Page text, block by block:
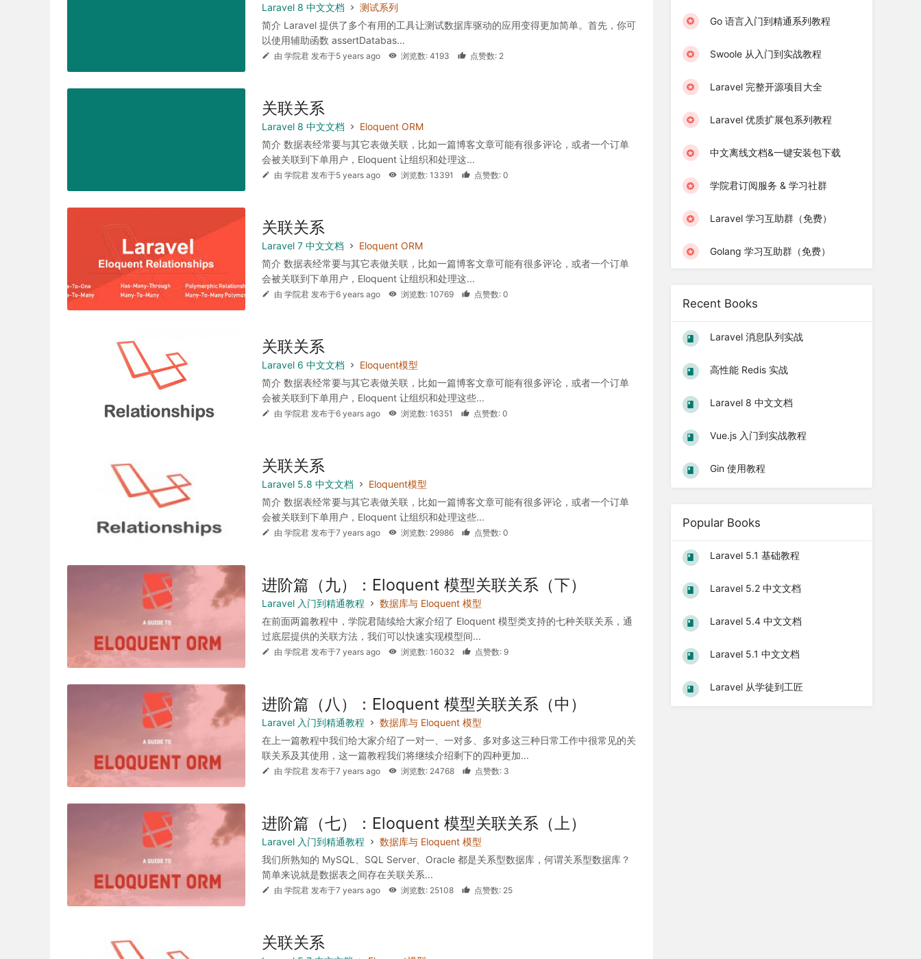
Laravel 8 中文文档
测试系列
简介 Laravel 提供了多个有用的工具让测试数据库驱动的应用变得更加简单。首先，你可
以使用辅助函数 assertDatabas...
由 学院君 发布于5 years ago 浏览数: 4193 点赞数: 2
关联关系
Laravel 8 中文文档
Eloquent ORM
简介 数据表经常要与其它表做关联，比如一篇博客文章可能有很多评论，或者一个订单
会被关联到下单用户，Eloquent 让组织和处理这...
由 学院君 发布于5 years ago 浏览数: 13391 点赞数: 0
关联关系
Laravel 7 中文文档
Eloquent ORM
简介 数据表经常要与其它表做关联，比如一篇博客文章可能有很多评论，或者一个订单
会被关联到下单用户，Eloquent 让组织和处理这...
由 学院君 发布于6 years ago 浏览数: 10769 点赞数: 0
关联关系
Laravel 6 中文文档
Eloquent模型
简介 数据表经常要与其它表做关联，比如一篇博客文章可能有很多评论，或者一个订单
会被关联到下单用户，Eloquent 让组织和处理这些...
由 学院君 发布于6 years ago 浏览数: 16351 点赞数: 0
关联关系
Laravel 5.8 中文文档
Eloquent模型
简介 数据表经常要与其它表做关联，比如一篇博客文章可能有很多评论，或者一个订单
会被关联到下单用户，Eloquent 让组织和处理这些...
由 学院君 发布于7 years ago 浏览数: 29986 点赞数: 0
进阶篇（九）：Eloquent 模型关联关系（下）
Laravel 入门到精通教程
数据库与 Eloquent 模型
在前面两篇教程中，学院君陆续给大家介绍了 Eloquent 模型类支持的七种关联关系，通
过底层提供的关联方法，我们可以快速实现模型间...
由 学院君 发布于7 years ago 浏览数: 16032 点赞数: 9
进阶篇（八）：Eloquent 模型关联关系（中）
Laravel 入门到精通教程
数据库与 Eloquent 模型
在上一篇教程中我们给大家介绍了一对一、一对多、多对多这三种日常工作中很常见的关
联关系及其使用，这一篇教程我们将继续介绍剩下的四种更加...
由 学院君 发布于7 years ago 浏览数: 24768 点赞数: 3
进阶篇（七）：Eloquent 模型关联关系（上）
Laravel 入门到精通教程
数据库与 Eloquent 模型
我们所熟知的 MySQL、SQL Server、Oracle 都是关系型数据库，何谓关系型数据库？
简单来说就是数据表之间存在关联关系...
由 学院君 发布于7 years ago 浏览数: 25108 点赞数: 25
关联关系
Go 语言入门到精通系列教程
Swoole 从入门到实战教程
Laravel 完整开源项目大全
Laravel 优质扩展包系列教程
中文离线文档&一键安装包下载
学院君订阅服务 & 学习社群
Laravel 学习互助群（免费）
Golang 学习互助群（免费）
Recent Books
Laravel 消息队列实战
高性能 Redis 实战
Laravel 8 中文文档
Vue.js 入门到实战教程
Gin 使用教程
Popular Books
Laravel 5.1 基础教程
Laravel 5.2 中文文档
Laravel 5.4 中文文档
Laravel 5.1 中文文档
Laravel 从学徒到工匠